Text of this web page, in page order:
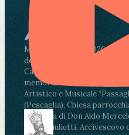
Martedì 4 agosto2026ore
dell’Infanzia don Aldo Mei -
Castracani 435 -
memoria di don Aldo Mei
Artistico e Musicale
(Pescaglia), Chiesa
memoria di Don Aldo Mei
Paolo Giulietti, Arcivescovo